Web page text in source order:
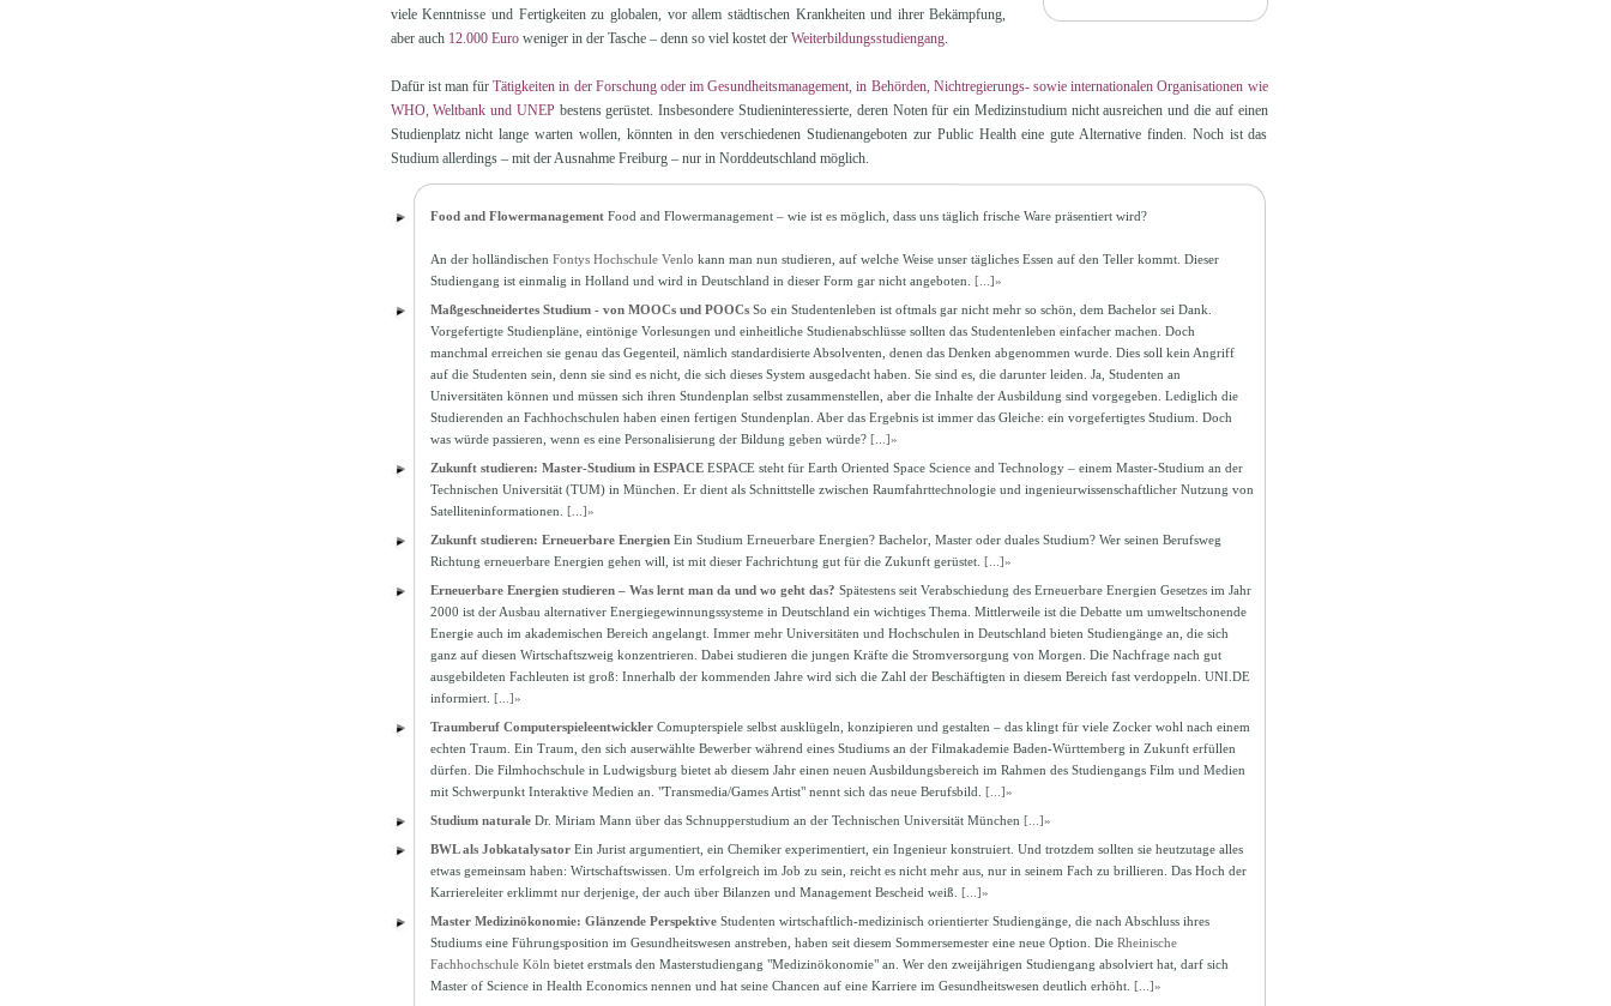
viele Kenntnisse und Fertigkeiten zu globalen, vor allem städtischen Krankheiten und ihrer Bekämpfung,
aber auch 12.000 Euroweniger in der Tasche – denn so viel kostet der Weiterbildungsstudiengang.
Dafür ist man für Tätigkeiten in der Forschung oder im Gesundheitsmanagement, in Behörden, Nichtregierungs- sowie internationalen Organisationen wie
WHO, Weltbank und UNEPbestens gerüstet. Insbesondere Studieninteressierte, deren Noten für ein Medizinstudium nicht ausreichen und die auf einen
Studienplatz nicht lange warten wollen, könnten in den verschiedenen Studienangeboten zur Public Health eine gute Alternative finden. Noch ist das
Studium allerdings – mit der Ausnahme Freiburg – nur in Norddeutschland möglich.
Food and Flowermanagement Food and Flowermanagement – wie ist es möglich, dass uns täglich frische Ware präsentiert wird?
An der holländischen Fontys Hochschule Venlo kann man nun studieren, auf welche Weise unser tägliches Essen auf den Teller kommt. Dieser
Studiengang ist einmalig in Holland und wird in Deutschland in dieser Form gar nicht angeboten. [...]»
Maßgeschneidertes Studium - von MOOCs und POOCs So ein Studentenleben ist oftmals gar nicht mehr so schön, dem Bachelor sei Dank.
Vorgefertigte Studienpläne, eintönige Vorlesungen und einheitliche Studienabschlüsse sollten das Studentenleben einfacher machen. Doch
manchmal erreichen sie genau das Gegenteil, nämlich standardisierte Absolventen, denen das Denken abgenommen wurde. Dies soll kein Angriff
auf die Studenten sein, denn sie sind es nicht, die sich dieses System ausgedacht haben. Sie sind es, die darunter leiden. Ja, Studenten an
Universitäten können und müssen sich ihren Stundenplan selbst zusammenstellen, aber die Inhalte der Ausbildung sind vorgegeben. Lediglich die
Studierenden an Fachhochschulen haben einen fertigen Stundenplan. Aber das Ergebnis ist immer das Gleiche: ein vorgefertigtes Studium. Doch
was würde passieren, wenn es eine Personalisierung der Bildung geben würde? [...]»
Zukunft studieren: Master-Studium in ESPACE ESPACE steht für Earth Oriented Space Science and Technology – einem Master-Studium an der
Technischen Universität (TUM) in München. Er dient als Schnittstelle zwischen Raumfahrttechnologie und ingenieurwissenschaftlicher Nutzung von
Satelliteninformationen. [...]»
Zukunft studieren: Erneuerbare Energien Ein Studium Erneuerbare Energien? Bachelor, Master oder duales Studium? Wer seinen Berufsweg
Richtung erneuerbare Energien gehen will, ist mit dieser Fachrichtung gut für die Zukunft gerüstet. [...]»
Erneuerbare Energien studieren – Was lernt man da und wo geht das? Spätestens seit Verabschiedung des Erneuerbare Energien Gesetzes im Jahr
2000 ist der Ausbau alternativer Energiegewinnungssysteme in Deutschland ein wichtiges Thema. Mittlerweile ist die Debatte um umweltschonende
Energie auch im akademischen Bereich angelangt. Immer mehr Universitäten und Hochschulen in Deutschland bieten Studiengänge an, die sich
ganz auf diesen Wirtschaftszweig konzentrieren. Dabei studieren die jungen Kräfte die Stromversorgung von Morgen. Die Nachfrage nach gut
ausgebildeten Fachleuten ist groß: Innerhalb der kommenden Jahre wird sich die Zahl der Beschäftigten in diesem Bereich fast verdoppeln. UNI.DE
informiert. [...]»
Traumberuf Computerspieleentwickler Comupterspiele selbst ausklügeln, konzipieren und gestalten – das klingt für viele Zocker wohl nach einem
echten Traum. Ein Traum, den sich auserwählte Bewerber während eines Studiums an der Filmakademie Baden-Württemberg in Zukunft erfüllen
dürfen. Die Filmhochschule in Ludwigsburg bietet ab diesem Jahr einen neuen Ausbildungsbereich im Rahmen des Studiengangs Film und Medien
mit Schwerpunkt Interaktive Medien an. "Transmedia/Games Artist" nennt sich das neue Berufsbild. [...]»
Studium naturale Dr. Miriam Mann über das Schnupperstudium an der Technischen Universität München [...]»
BWL als Jobkatalysator Ein Jurist argumentiert, ein Chemiker experimentiert, ein Ingenieur konstruiert. Und trotzdem sollten sie heutzutage alles
etwas gemeinsam haben: Wirtschaftswissen. Um erfolgreich im Job zu sein, reicht es nicht mehr aus, nur in seinem Fach zu brillieren. Das Hoch der
Karriereleiter erklimmt nur derjenige, der auch über Bilanzen und Management Bescheid weiß. [...]»
Master Medizinökonomie: Glänzende Perspektive Studenten wirtschaftlich-medizinisch orientierter Studiengänge, die nach Abschluss ihres
Studiums eine Führungsposition im Gesundheitswesen anstreben, haben seit diesem Sommersemester eine neue Option. Die Rheinische
Fachhochschule Köln bietet erstmals den Masterstudiengang "Medizinökonomie" an. Wer den zweijährigen Studiengang absolviert hat, darf sich
Master of Science in Health Economics nennen und hat seine Chancen auf eine Karriere im Gesundheitswesen deutlich erhöht. [...]»